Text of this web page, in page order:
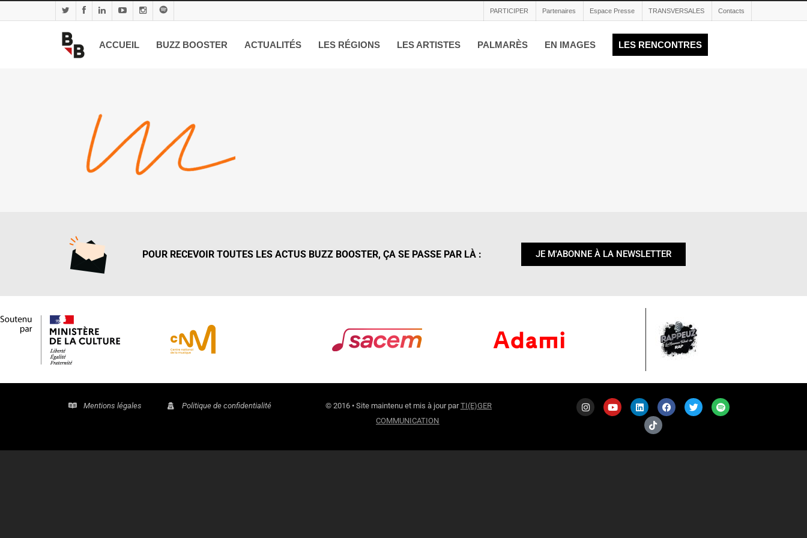
PARTICIPER Partenaires Espace Presse TRANSVERSALES Contacts
ACCUEIL BUZZ BOOSTER ACTUALITÉS LES RÉGIONS LES ARTISTES PALMARÈS EN IMAGES LES RENCONTRES
POUR RECEVOIR TOUTES LES ACTUS BUZZ BOOSTER, ÇA SE PASSE PAR LÀ : JE M'ABONNE À LA NEWSLETTER
Mentions légales Politique de confidentialité © 2016 • Site maintenu et mis à jour parTI(E)GER
COMMUNICATION